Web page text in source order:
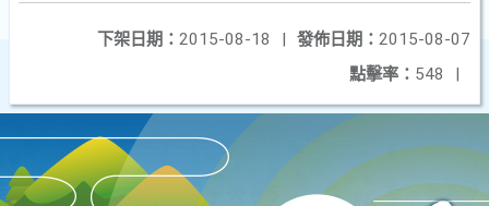
發佈日期： 2015-08-07
下架日期： 2015-08-18
|
點擊率： 548 |